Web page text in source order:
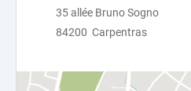
35 allée Bruno Sogno
84200 Carpentras